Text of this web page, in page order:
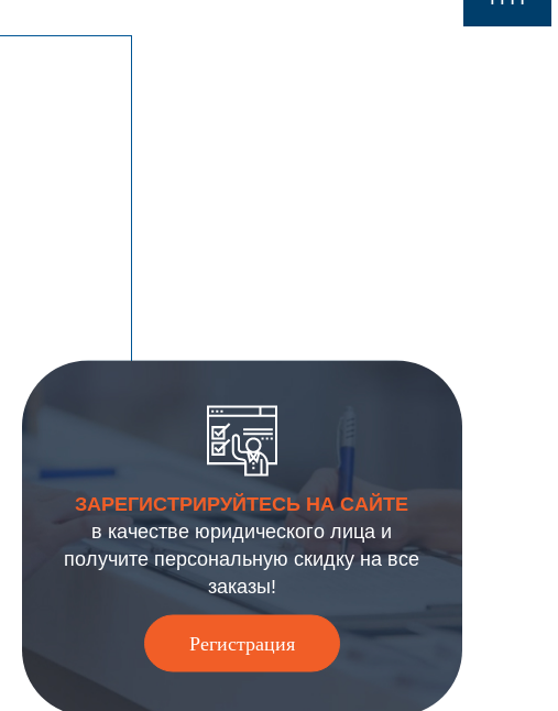
ЗАРЕГИСТРИРУЙТЕСЬ НА САЙТЕ
в качестве юридического лица и
получите персональную скидку на все
заказы!
Регистрация